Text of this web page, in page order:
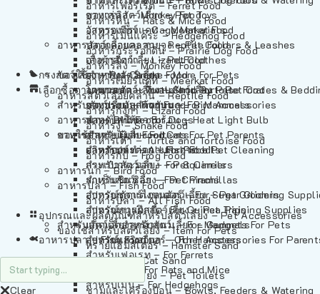
อาหารเฟอร์เร็ต – Ferret Food
อาหารหนู – Rats & Mice Food
อาหารเม่นแคระ – Hedgehog Food
อาหารกระรอกดิน – Prairie Dog Food
อาหารลิง – Monkey Food
อาหารเมียร์แคท – Meerkat Food
อาหารสัตว์เลี้อยคลาน – Reptile Food
อาหารกิ้งก่า – Lizard Food
อาหารงู – Snake Food
อาหารเต่า – Turtle and Tortoise Food
อาหารกบ – Frog Food
อาหารนก – Bird Food
อาหารปลา – Fish Food
อาหารปลา – All Fish Food
อุปกรณและผลิตภัณฑ์สำหรับสัตว์เลี้ยง – Pet Accessories
ของใช้สำหรับสัตว์เลี้ยง – Item For Pets
ทรายแฮมสเตอร์ – Hamster Sand
ทรายแมว – Cat Sand
ห้องน้ำสัตว์เลี้ยง – Pet Toilets
ชามและเครื่องป้อน – Bowls, Feeders & Watering
อาหารลิง – Monkey Food
อาหารเมียร์แคท – Meerkat Food
อาหารสัตว์เลี้อยคลาน – Reptile Food
อาหารกิ้งก่า – Lizard Food
อาหารงู – Snake Food
อาหารเต่า – Turtle and Tortoise Food
อาหารกบ – Frog Food
อาหารนก – Bird Food
อาหารปลา – Fish Food
อาหารปลา – All Fish Food
ของเล่นสัตว์เลี้ยง – Pet Toys
วัสดุรองกรง – Cage Materials
ปลอกคอและสายจูง – Pet Collars & Leashes
เสื้อผ้าสัตว์เลี้ยง – Pet Clothes
ของใช้สำหรับสัตว์เลี้ยง – More For Pets
โดมนอนและที่นอนสัตว์เลี้ยง – Pet Crates &
ของประดับสำหรับนก – Bird Accessories
หลอดไฟให้ความร้อน – Heat Light Bulb
ของใช้สำหรับผู้เลี้ยง – Items For Pet Parents
ผลิตภัณฑ์ทำความสะอาด – Pet Cleaning
กระเป๋าสัตว์เลี้ยง – Pet Carriers
รถเข็นสัตว์เลี้ยง – Pet Prams
อุปกรณ์ตัดแต่งขนสัตว์เลี้ยง – Pet Grooming
อุปกรณ์การฝึกสัตว์เลี้ยง – Pet Training Supplies
แก็ดเจ็ตสำหรับสัตว์เลี้ยง – Gadgets For Pets
อุปกรณ์เสริมอื่นๆ – Other Accessories For
กรงสัตว์เลี้ยง – Pet Cages
เลือกซื้อตามหมวดสัตว์เลี้ยง – Shop By Pet
สำหรับสัตว์เลี้ยงลูกด้วยนม – For Mammals
สำหรับสุนัข – For Dogs
สำหรับแมว – For Cats
สำหรับกระต่าย – For Rabbits
สำหรับกระรอก – For Squirrels
สำหรับชินชิล่า – For Chinchillas
สำหรับชูการ์ไกลเดอร์ – For Sugar Gliders
สำหรับหนูแกสบี้ – For Guinea Pigs
สำหรับสัตว์เลี้ยงลูกด้วยนม – For Mammals
สำหรับแฮมสเตอร์ – For Hamsters
สำหรับเฟอเรท – For Ferrets
สำหรับหนู – For Rats and Mice
สำหรับเม่น – For Hedgehogs
อาหารปลา – Fish Food
Clear